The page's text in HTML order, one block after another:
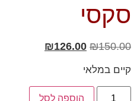
סקסי
₪150.00
₪126.00
קיים במלאי
הוספה לסל